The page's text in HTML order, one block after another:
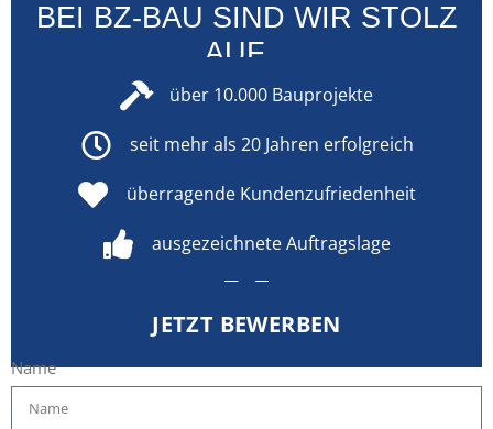
BEI BZ-BAU SIND WIR STOLZ
AUF...
über 10.000 Bauprojekte
seit mehr als 20 Jahren erfolgreich
überragende Kundenzufriedenheit
ausgezeichnete Auftragslage
JETZT BEWERBEN
Name